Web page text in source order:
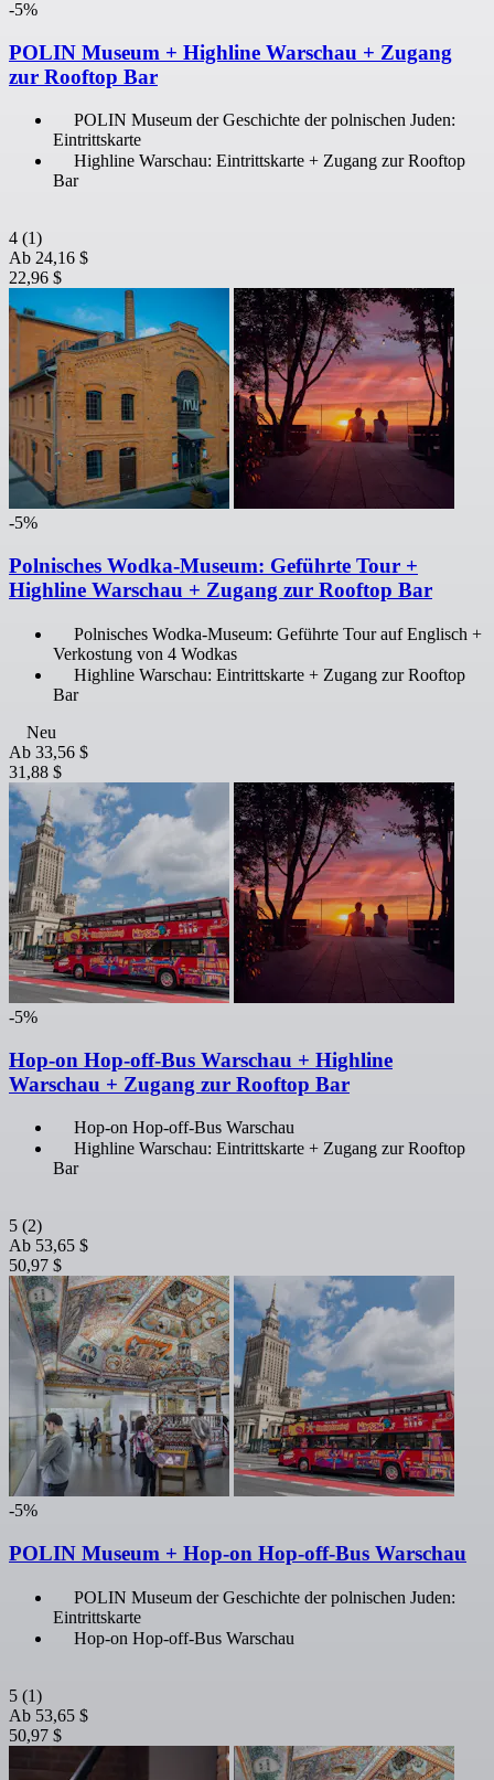
-5%
POLIN Museum + Highline Warschau + Zugang
zur Rooftop Bar
POLIN Museum der Geschichte der polnischen Juden:
Eintrittskarte
Highline Warschau: Eintrittskarte + Zugang zur Rooftop
Bar
4 (1)
Ab 24,16 $
22,96 $
-5%
Polnisches Wodka-Museum: Geführte Tour +
Highline Warschau + Zugang zur Rooftop Bar
Polnisches Wodka-Museum: Geführte Tour auf Englisch +
Verkostung von 4 Wodkas
Highline Warschau: Eintrittskarte + Zugang zur Rooftop
Bar
Neu
Ab 33,56 $
31,88 $
-5%
Hop-on Hop-off-Bus Warschau + Highline
Warschau + Zugang zur Rooftop Bar
Hop-on Hop-off-Bus Warschau
Highline Warschau: Eintrittskarte + Zugang zur Rooftop
Bar
5 (2)
Ab 53,65 $
50,97 $
-5%
POLIN Museum + Hop-on Hop-off-Bus Warschau
POLIN Museum der Geschichte der polnischen Juden:
Eintrittskarte
Hop-on Hop-off-Bus Warschau
5 (1)
Ab 53,65 $
50,97 $